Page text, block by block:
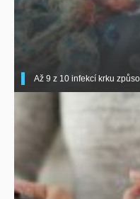
Až 9 z 10 infekcí krku